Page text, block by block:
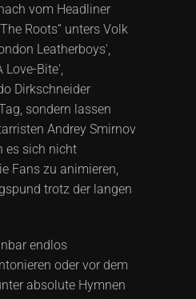
vom Headliner
Roots“ unters Volk
Leatherboys',
Love-Bite',
Dirkschneider
sondern lassen
Andrey Smirnov
es sich nicht
Fans zu animieren,
trotz der langen
endlos
oder vor dem
absolute Hymnen